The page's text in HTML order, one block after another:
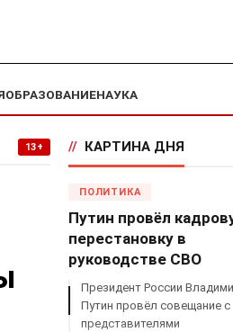
ОБРАЗОВАНИЕНАУКА
13+ // КАРТИНА ДНЯ
ПОЛИТИКА
Путин провёл
перестановку в
руководстве СВО
Президент России
Путин провёл совещание с
представителями